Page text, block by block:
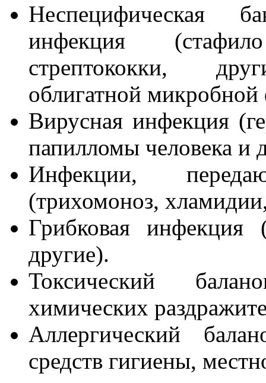
Неспецифическая
инфекция
стрептококки,
облигатной
Вирусная инфекция
папилломы человека и
Инфекции,
(трихомоноз,
Грибковая инфекция
другие).
Токсический
химических
Аллергический
средств гигиены,